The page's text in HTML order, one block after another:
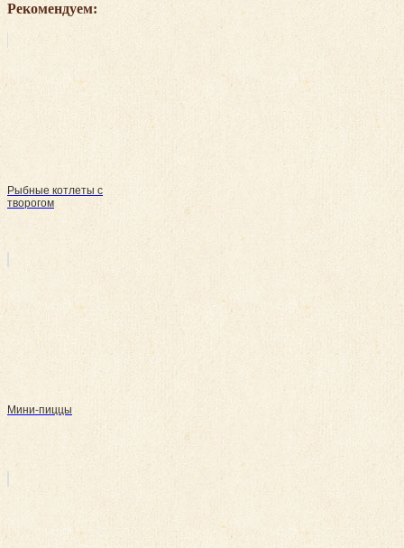
Рекомендуем:
Рыбные котлеты с
творогом
Мини-пиццы